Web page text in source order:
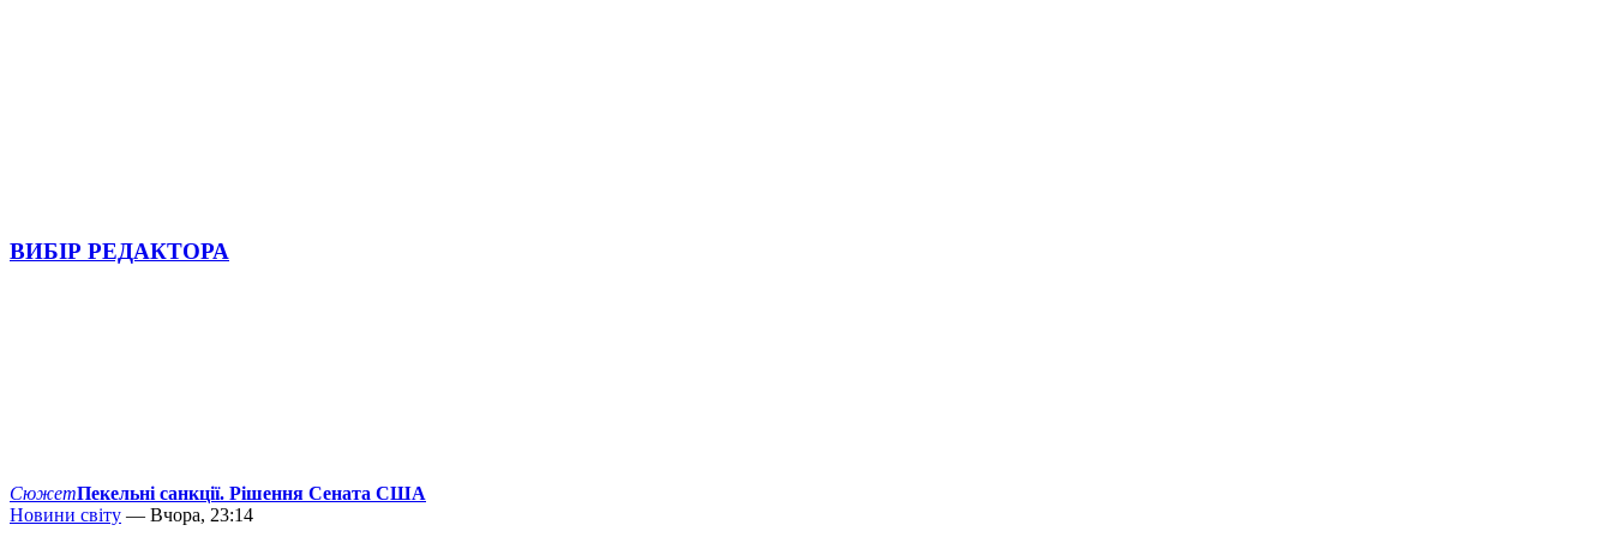
ВИБІР РЕДАКТОРА
СюжетПекельні санкції. Рішення Сената США
Новини світу — Вчора, 23:14